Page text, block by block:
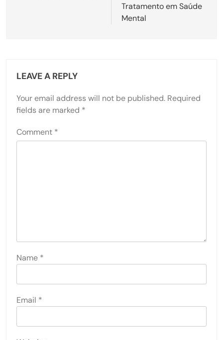
Tratamento em Saúde
Mental
LEAVE A REPLY
Your email address will not be published. Required
fields are marked *
Comment *
Name *
Email *